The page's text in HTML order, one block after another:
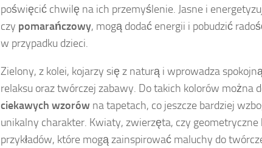
poświęcić chwilę na ich przemyślenie. Jasne i
czy pomarańczowy, mogą dodać energii i pobudzić
w przypadku dzieci.
Zielony, z kolei, kojarzy się z naturą i wprowadza
relaksu oraz twórczej zabawy. Do takich kolorów można
ciekawych wzorów na tapetach, co jeszcze bardziej
unikalny charakter. Kwiaty, zwierzęta, czy geometryczne
przykładów, które mogą zainspirować maluchy do